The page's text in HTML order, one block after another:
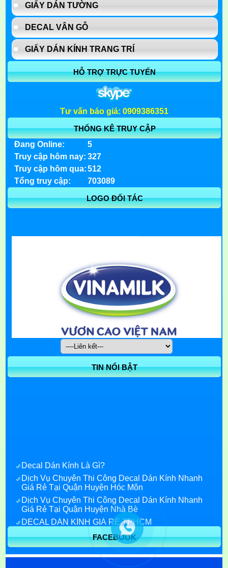
GIẤY DÁN TƯỜNG
DECAL VÂN GỖ
GIẤY DÁN KÍNH TRANG TRÍ
HỖ TRỢ TRỰC TUYẾN
Tư vấn báo giá: 0909386351
THỐNG KÊ TRUY CẬP
Đang Online:
5
Truy cập hôm nay: 327
Truy cập hôm qua: 512
Tổng truy cập:
703089
LOGO ĐỐI TÁC
TIN NỔI BẬT
Decal Dán Kính Là Gì?
Dịch Vụ Chuyên Thi Công Decal Dán Kính Nhanh
Giá Rẻ Tại Quận Huyện Hóc Môn
Dịch Vụ Chuyên Thi Công Decal Dán Kính Nhanh
Giá Rẻ Tại Quận Huyện Nhà Bè
DECAL DÁN KÍNH GIÁ RẺ TPHCM
Decal Dán Kính Giá Rẻ quận 7
Decal dán kính quận 1
Decal dán kính bắc ninh
FACEBOOK